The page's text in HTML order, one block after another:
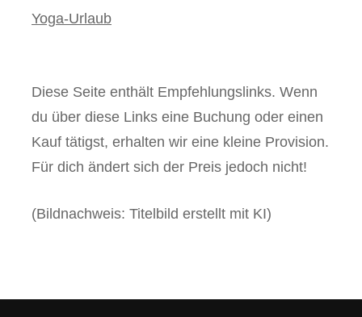
Yoga-Urlaub
Diese Seite enthält Empfehlungslinks. Wenn
du über diese Links eine Buchung oder einen
Kauf tätigst, erhalten wir eine kleine Provision.
Für dich ändert sich der Preis jedoch nicht!
(Bildnachweis: Titelbild erstellt mit KI)